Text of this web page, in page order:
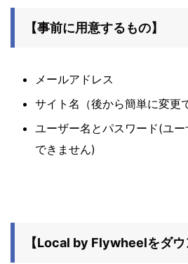
【事前に用意するもの】
メールアドレス
サイト名（後から簡単に変更
ユーザー名とパスワード(ユ
できません)
【Local by Flywheelをダウ